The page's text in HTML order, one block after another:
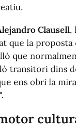
Clausell,
que la proposta
que
transitori dins
ens obri la